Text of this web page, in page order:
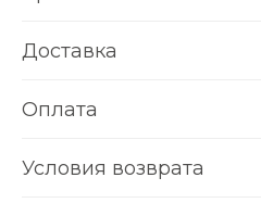
Доставка
Оплата
Условия возврата